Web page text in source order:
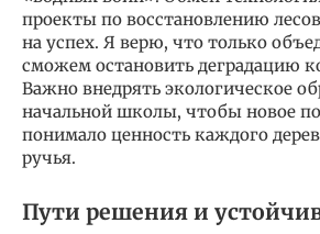
проекты по восстановлению
на успех. Я верю, что только
сможем остановить деградацию
Важно внедрять экологическое
начальной школы, чтобы новое
понимало ценность каждого
ручья.
Пути решения и